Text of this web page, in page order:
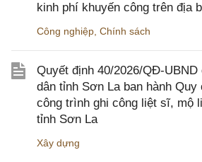
kinh phí khuyến công trên địa
Công nghiệp Chính sách
Quyết định 40/2026/QĐ-UBND
dân tỉnh Sơn La ban hành Quy
công trình ghi công liệt sĩ, mộ
tỉnh Sơn La
Xây dựng